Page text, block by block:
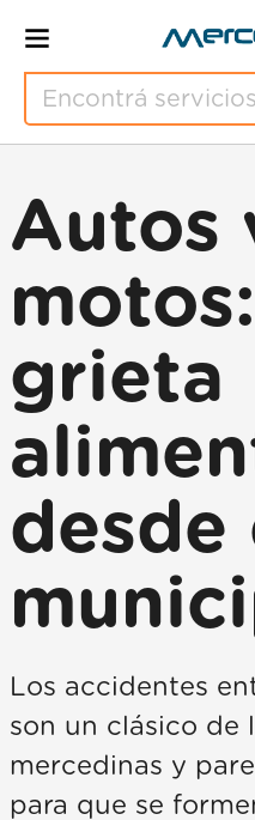
Autos
grieta
desde
Los accidentes
son un clásico de
mercedinas y
para que se